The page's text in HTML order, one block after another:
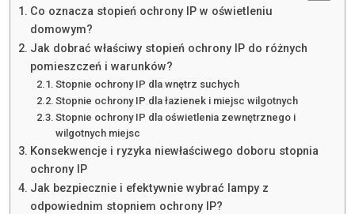
Co oznacza stopień ochrony IP w oświetleniu
domowym?
Jak dobrać właściwy stopień ochrony IP do różnych
pomieszczeń i warunków?
Stopnie ochrony IP dla wnętrz suchych
Stopnie ochrony IP dla łazienek i miejsc wilgotnych
Stopnie ochrony IP dla oświetlenia zewnętrznego i
wilgotnych miejsc
Konsekwencje i ryzyka niewłaściwego doboru stopnia
ochrony IP
Jak bezpiecznie i efektywnie wybrać lampy z
odpowiednim stopniem ochrony IP?